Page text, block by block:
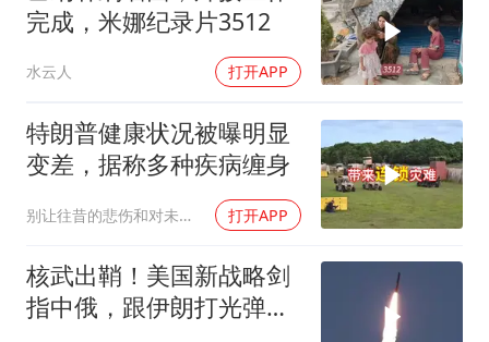
完成，米娜纪录片3512
水云人 打开APP
特朗普健康状况被曝明显
变差，据称多种疾病缠身
别让往昔的悲伤和对未来的恐惧 打开APP
核武出鞘！美国新战略剑
指中俄，跟伊朗打光弹